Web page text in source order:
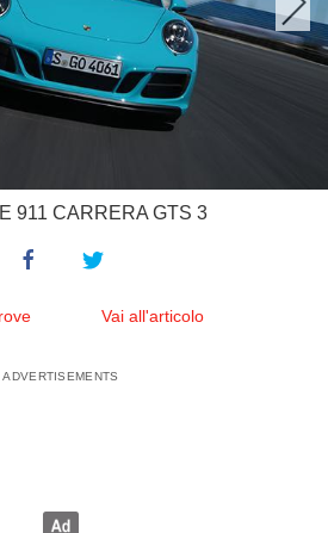
911 CARRERA GTS 3
Vai all'articolo